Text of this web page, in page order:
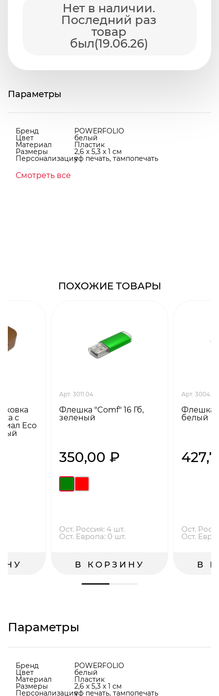
Нет в наличии.
Последний раз
товар
был(19.06.26)
Параметры
Бренд POWERFOLIO
Цвет белый
Материал Пластик
Размеры 2,6 х 5,3 х 1 см
Персонализацияуф печать, тампопечать
Смотреть все
ПОХОЖИЕ ТОВАРЫ
с
Eco
Арт. 3011.04
Флешка "Comf" 16 Гб,
зеленый
350,00 ₽
Ост. Россия: 4 шт.
Ост. Европа: 0 шт.
В КОРЗИНУ
Арт. 3004.01
Флешка
белый
Ост.
Ост.
В
Параметры
Бренд POWERFOLIO
Цвет белый
Материал Пластик
Размеры 2,6 х 5,3 х 1 см
Персонализацияуф печать, тампопечать